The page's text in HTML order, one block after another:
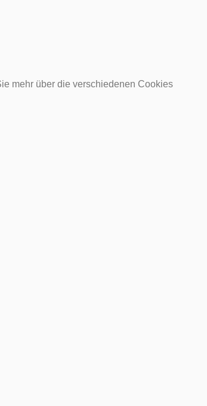
mehr über die verschiedenen Cookies